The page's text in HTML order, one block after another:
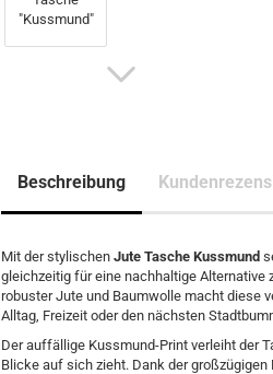
Beschreibung
Mit der stylischen Jute Tasche Kussmund
gleichzeitig für eine nachhaltige Alternative
robuster Jute und Baumwolle macht diese
Alltag, Freizeit oder den nächsten
Der auffällige Kussmund-Print verleiht der
Blicke auf sich zieht. Dank der